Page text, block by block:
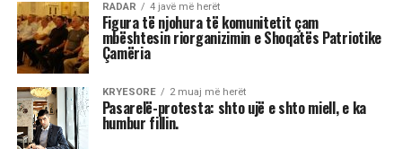
Kur dita barazohet me natën, Meri
Shehu zbulon se çfarë sjell kjo javë
për çdo shenjë